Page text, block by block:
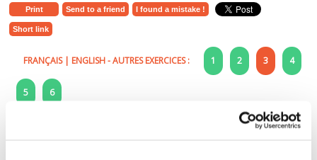
Print Send to a friend I found a mistake !
Short link
FRANÇAIS| ENGLISH- AUTRES EXERCICES : 1 2 3 4
5 6